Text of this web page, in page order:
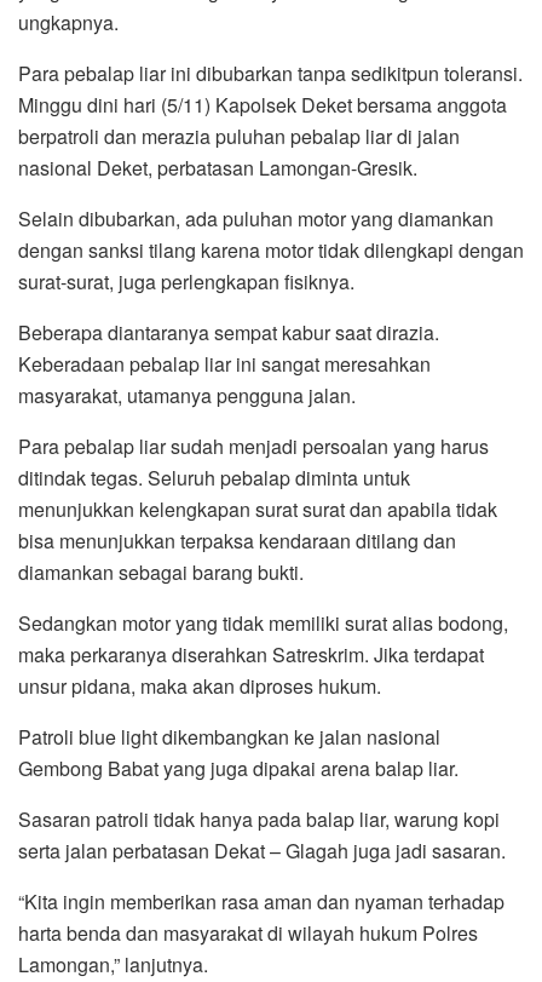
ungkapnya.
Para pebalap liar ini dibubarkan tanpa sedikitpun toleransi.
Minggu dini hari (5/11) Kapolsek Deket bersama anggota
berpatroli dan merazia puluhan pebalap liar di jalan
nasional Deket, perbatasan Lamongan-Gresik.
Selain dibubarkan, ada puluhan motor yang diamankan
dengan sanksi tilang karena motor tidak dilengkapi dengan
surat-surat, juga perlengkapan fisiknya.
Beberapa diantaranya sempat kabur saat dirazia.
Keberadaan pebalap liar ini sangat meresahkan
masyarakat, utamanya pengguna jalan.
Para pebalap liar sudah menjadi persoalan yang harus
ditindak tegas. Seluruh pebalap diminta untuk
menunjukkan kelengkapan surat surat dan apabila tidak
bisa menunjukkan terpaksa kendaraan ditilang dan
diamankan sebagai barang bukti.
Sedangkan motor yang tidak memiliki surat alias bodong,
maka perkaranya diserahkan Satreskrim. Jika terdapat
unsur pidana, maka akan diproses hukum.
Patroli blue light dikembangkan ke jalan nasional
Gembong Babat yang juga dipakai arena balap liar.
Sasaran patroli tidak hanya pada balap liar, warung kopi
serta jalan perbatasan Dekat – Glagah juga jadi sasaran.
“Kita ingin memberikan rasa aman dan nyaman terhadap
harta benda dan masyarakat di wilayah hukum Polres
Lamongan,” lanjutnya.